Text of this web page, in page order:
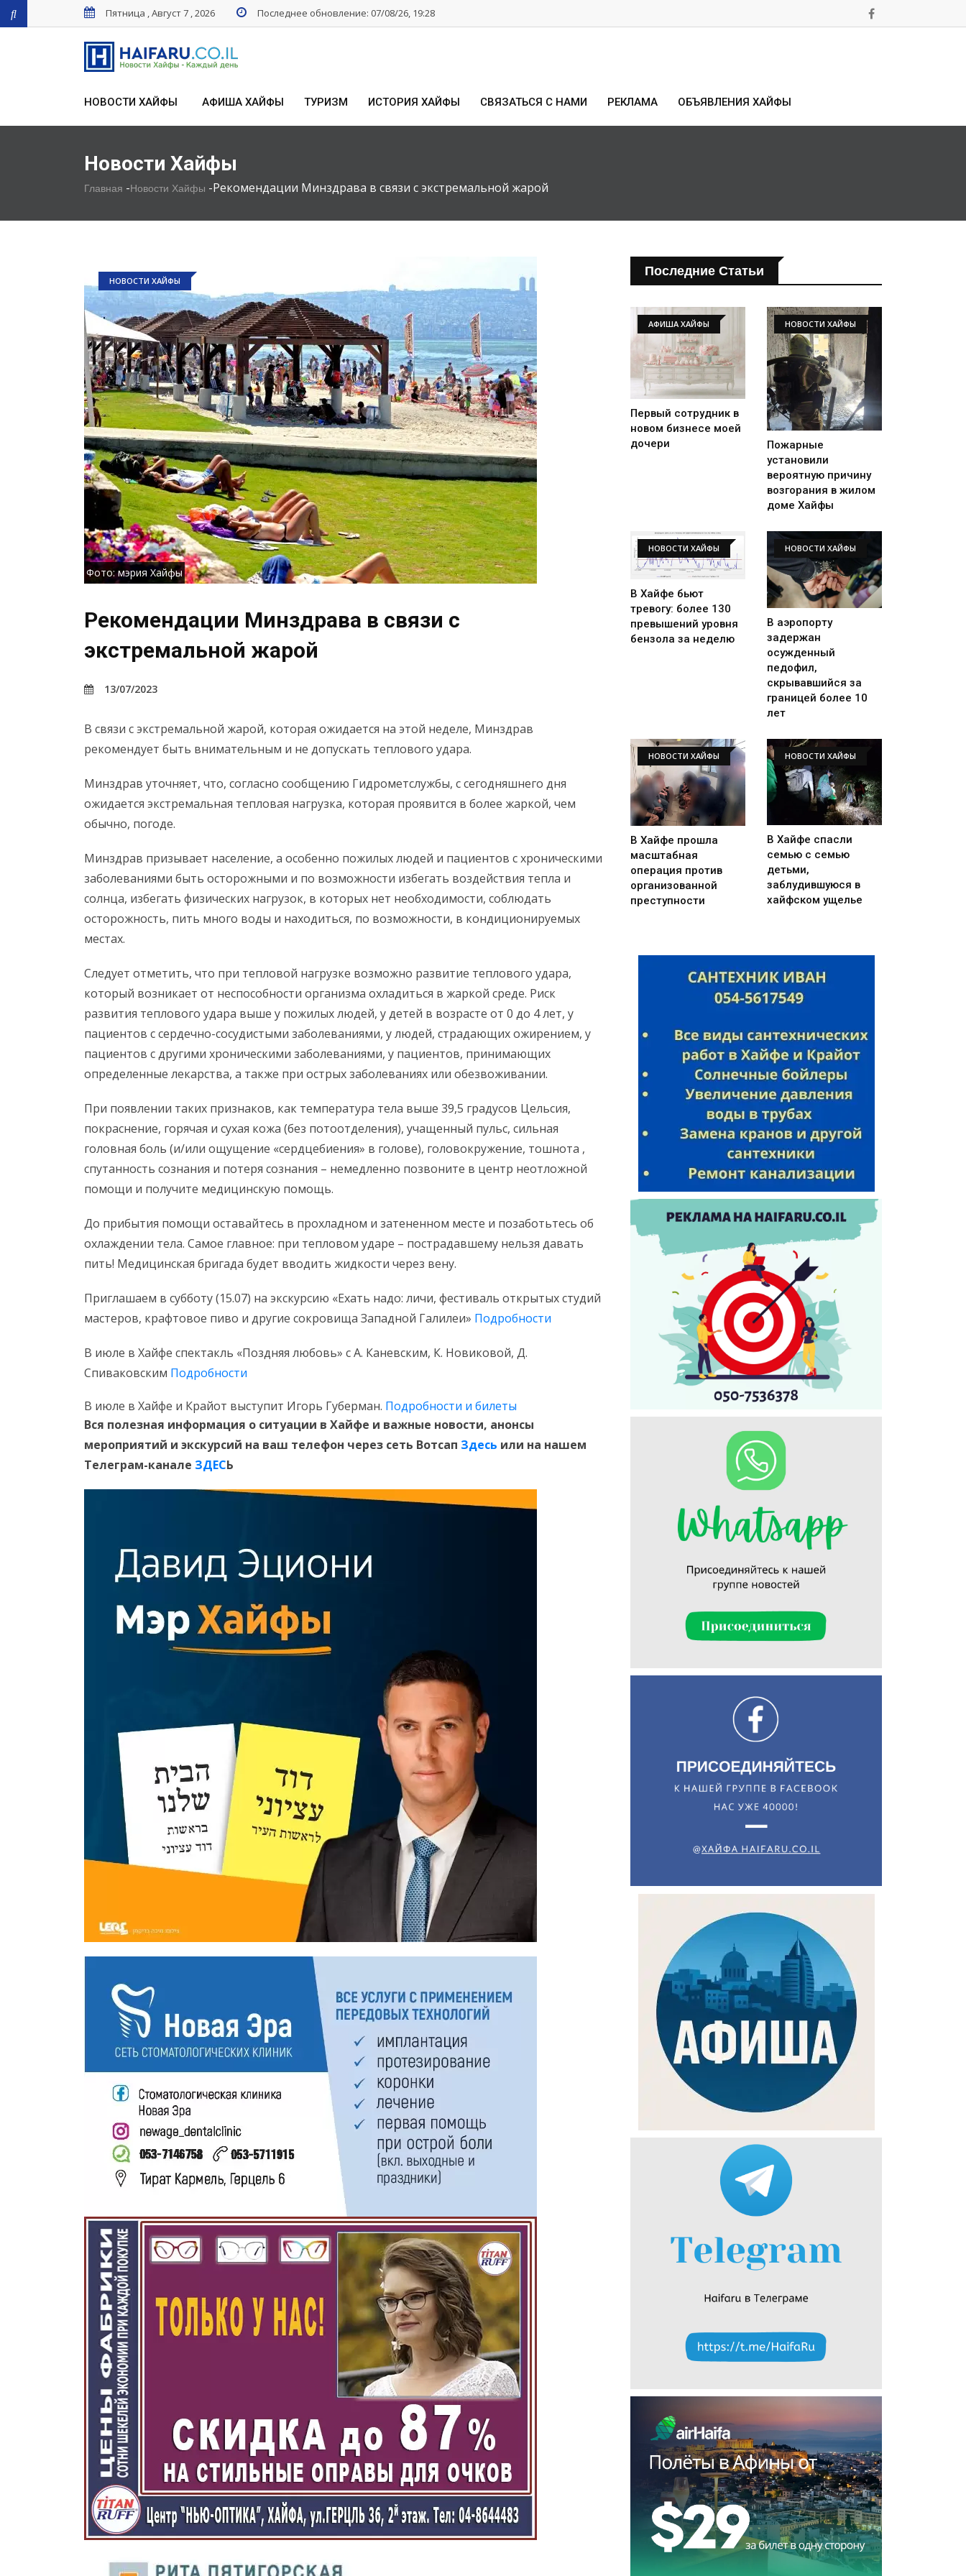
Пятница , Август 7 , 2026 Последнее обновление: 07/08/26, 19:28
НОВОСТИ ХАЙФЫ АФИША ХАЙФЫ ТУРИЗМ ИСТОРИЯ ХАЙФЫ СВЯЗАТЬСЯ С НАМИ РЕКЛАМА ОБЪЯВЛЕНИЯ ХАЙФЫ
Искать
Новости Хайфы
Главная -Новости Хайфы -Рекомендации Минздрава в связи с экстремальной жарой
НОВОСТИ ХАЙФЫ
Фото: мэрия Хайфы
Рекомендации Минздрава в связи с
экстремальной жарой
13/07/2023
В связи с экстремальной жарой, которая ожидается на этой неделе, Минздрав
рекомендует быть внимательным и не допускать теплового удара.
Минздрав уточняет, что, согласно сообщению Гидрометслужбы, с сегодняшнего дня
ожидается экстремальная тепловая нагрузка, которая проявится в более жаркой, чем
обычно, погоде.
Минздрав призывает население, а особенно пожилых людей и пациентов с хроническими
заболеваниями быть осторожными и по возможности избегать воздействия тепла и
солнца, избегать физических нагрузок, в которых нет необходимости, соблюдать
осторожность, пить много воды и находиться, по возможности, в кондиционируемых
местах.
Следует отметить, что при тепловой нагрузке возможно развитие теплового удара,
который возникает от неспособности организма охладиться в жаркой среде. Риск
развития теплового удара выше у пожилых людей, у детей в возрасте от 0 до 4 лет, у
пациентов с сердечно-сосудистыми заболеваниями, у людей, страдающих ожирением, у
пациентов с другими хроническими заболеваниями, у пациентов, принимающих
определенные лекарства, а также при острых заболеваниях или обезвоживании.
При появлении таких признаков, как температура тела выше 39,5 градусов Цельсия,
покраснение, горячая и сухая кожа (без потоотделения), учащенный пульс, сильная
головная боль (и/или ощущение «сердцебиения» в голове), головокружение, тошнота ,
спутанность сознания и потеря сознания – немедленно позвоните в центр неотложной
помощи и получите медицинскую помощь.
До прибытия помощи оставайтесь в прохладном и затененном месте и позаботьтесь об
охлаждении тела. Самое главное: при тепловом ударе – пострадавшему нельзя давать
пить! Медицинская бригада будет вводить жидкости через вену.
Приглашаем в субботу (15.07) на экскурсию «Ехать надо: личи, фестиваль открытых студий
мастеров, крафтовое пиво и другие сокровища Западной Галилеи» Подробности
В июле в Хайфе спектакль «Поздняя любовь» с А. Каневским, К. Новиковой, Д.
Спиваковским Подробности
В июле в Хайфе и Крайот выступит Игорь Губерман. Подробности и билеты
Вся полезная информация о ситуации в Хайфе и важные новости, анонсы
мероприятий и экскурсий на ваш телефон через сеть Вотсап Здесь или на нашем
Телеграм-канале ЗДЕСЬ
Последние Статьи
АФИША ХАЙФЫ
Первый сотрудник в
новом бизнесе моей
дочери
НОВОСТИ ХАЙФЫ
Пожарные
установили
вероятную причину
возгорания в жилом
доме Хайфы
НОВОСТИ ХАЙФЫ
В Хайфе бьют
тревогу: более 130
превышений уровня
бензола за неделю
НОВОСТИ ХАЙФЫ
В аэропорту
задержан
осужденный
педофил,
скрывавшийся за
границей более 10
лет
НОВОСТИ ХАЙФЫ
В Хайфе прошла
масштабная
операция против
организованной
преступности
НОВОСТИ ХАЙФЫ
В Хайфе спасли
семью с семью
детьми,
заблудившуюся в
хайфском ущелье